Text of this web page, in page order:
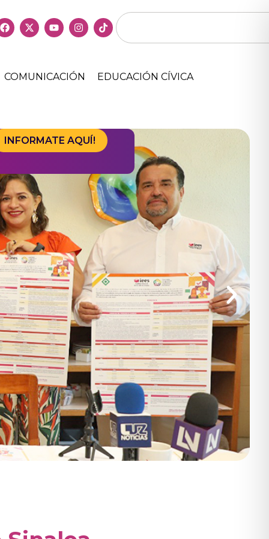
COMUNICACIÓN EDUCACIÓN CÍVICA
INFORMATE AQUÍ!